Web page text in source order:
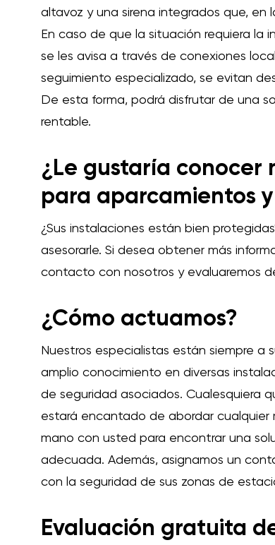
altavoz y una sirena integrados que, en
En caso de que la situación requiera la
se les avisa a través de conexiones
seguimiento especializado, se evitan
De esta forma, podrá disfrutar de una
rentable.
¿Le gustaría conocer
para aparcamientos
¿Sus instalaciones están bien
asesorarle. Si desea obtener más
contacto con nosotros y evaluaremos
¿Cómo actuamos?
Nuestros especialistas están siempre a
amplio conocimiento en diversas
de seguridad asociados. Cualesquiera
estará encantado de abordar cualquier
mano con usted para encontrar una
adecuada. Además, asignamos un
con la seguridad de sus zonas de
Evaluación gratuita